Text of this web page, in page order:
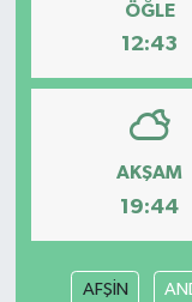
ÖĞLE
12:43
AKŞAM
19:44
AFŞİN
DÜNYA
TREND
MEDYA
OTOMOTİV